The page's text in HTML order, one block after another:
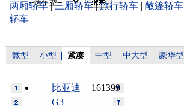
两厢轿车|三厢轿车|旅行轿车 | 敞篷轿车
轿车
微型 小型 紧凑 中型 中大型 豪华型
161399
比亚迪
G3